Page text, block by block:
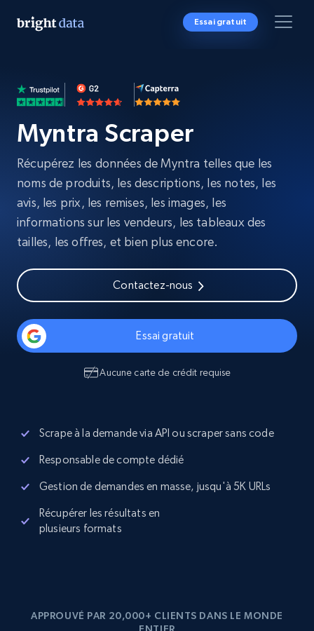
Essai gratuit
Myntra Scraper
Récupérez les données de Myntra telles que les
noms de produits, les descriptions, les notes, les
avis, les prix, les remises, les images, les
informations sur les vendeurs, les tableaux des
tailles, les offres, et bien plus encore.
Contactez-nous
Essai gratuit
Aucune carte de crédit requise
Scrape à la demande via API ou scraper sans code
Responsable de compte dédié
Gestion de demandes en masse, jusqu'à 5K URLs
Récupérer les résultats en
plusieurs formats
APPROUVÉ PAR 20,000+ CLIENTS DANS LE MONDE